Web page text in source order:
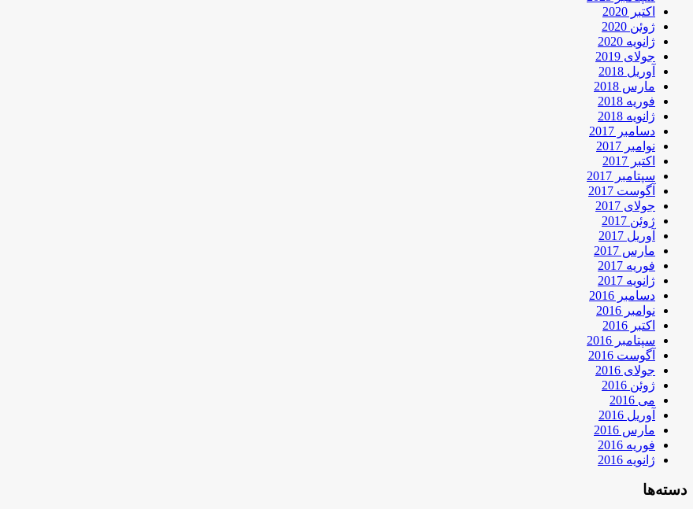
اکتبر 2020
ژوئن 2020
ژانویه 2020
جولای 2019
آوریل 2018
مارس 2018
فوریه 2018
ژانویه 2018
دسامبر 2017
نوامبر 2017
اکتبر 2017
سپتامبر 2017
آگوست 2017
جولای 2017
ژوئن 2017
آوریل 2017
مارس 2017
فوریه 2017
ژانویه 2017
دسامبر 2016
نوامبر 2016
اکتبر 2016
سپتامبر 2016
آگوست 2016
جولای 2016
ژوئن 2016
می 2016
آوریل 2016
مارس 2016
فوریه 2016
ژانویه 2016
دسته‌ها